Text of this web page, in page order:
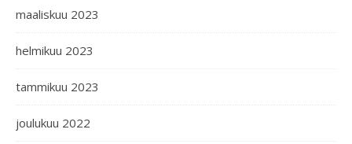
maaliskuu 2023
helmikuu 2023
tammikuu 2023
joulukuu 2022